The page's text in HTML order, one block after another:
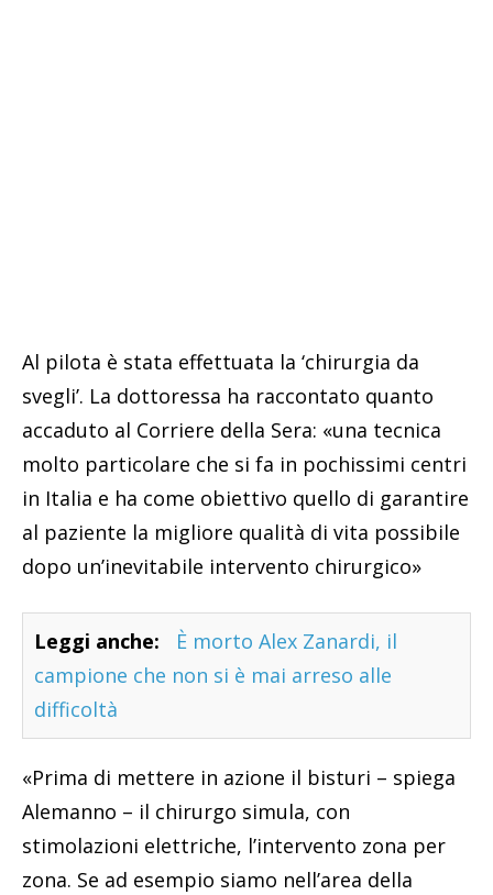
Al pilota è stata effettuata la ‘chirurgia da
svegli’. La dottoressa ha raccontato quanto
accaduto al Corriere della Sera: «una tecnica
molto particolare che si fa in pochissimi centri
in Italia e ha come obiettivo quello di garantire
al paziente la migliore qualità di vita possibile
dopo un’inevitabile intervento chirurgico»
Leggi anche:
È morto Alex Zanardi, il
campione che non si è mai arreso alle
difficoltà
«Prima di mettere in azione il bisturi – spiega
Alemanno – il chirurgo simula, con
stimolazioni elettriche, l’intervento zona per
zona. Se ad esempio siamo nell’area della